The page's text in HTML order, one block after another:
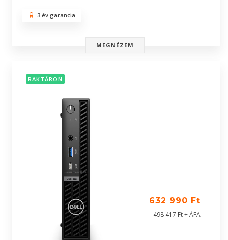
3 év garancia
MEGNÉZEM
RAKTÁRON
632 990 Ft
498 417 Ft + ÁFA